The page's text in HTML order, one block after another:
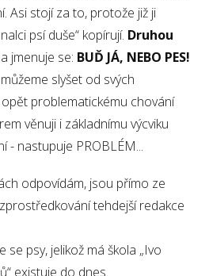
Asi stojí za to, protože již ji
psí duše“ kopírují. Druhou
jmenuje se: BUĎ JÁ, NEBO PES!
slyšet od svých
problematickému chování
věnuji i základnímu výcviku
- nastupuje PROBLÉM...
odpovídám, jsou přímo ze
tehdejší redakce
se psy, jelikož má škola „Ivo
existuje do dnes.